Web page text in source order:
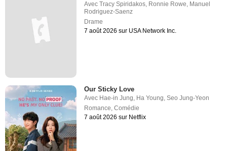
AvecTracy Spiridakos, Ronnie Rowe, Manuel
Rodriguez-Saenz
Drame
7 août 2026 sur USA Network Inc.
Our Sticky Love
Avec Hae-in Jung Ha Young ,Seo Jung-Yeon
Romance ,Comédie
7 août 2026 sur Netflix